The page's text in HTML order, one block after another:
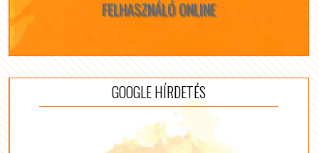
FELHASZNÁLÓ ONLINE
GOOGLE HÍRDETÉS